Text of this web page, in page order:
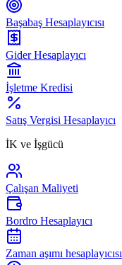
Başabaş Hesaplayıcısı
Gider Hesaplayıcı
İşletme Kredisi
Satış Vergisi Hesaplayıcı
İK ve İşgücü
Çalışan Maliyeti
Bordro Hesaplayıcı
Zaman aşımı hesaplayıcısı